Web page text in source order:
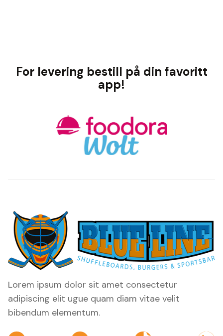
For levering bestill på din favoritt
app!
Lorem ipsum dolor sit amet consectetur
adipiscing elit ugue quam diam vitae velit
bibendum elementum.